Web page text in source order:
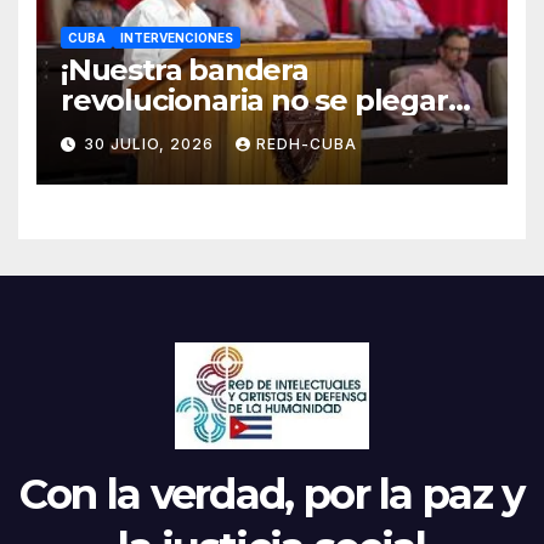
CUBA INTERVENCIONES
¡Nuestra bandera
revolucionaria no se plegará
jamás! Por Bruno Rodríguez
Parrilla
30 JULIO, 2026 REDH-CUBA
Con la verdad, por la paz y